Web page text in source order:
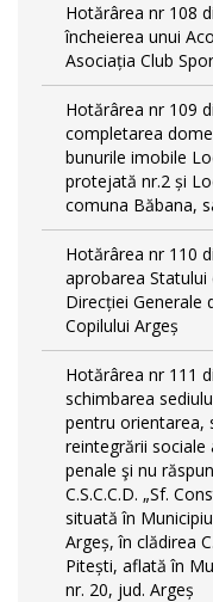
Hotărârea nr 108
încheierea unui
Asociația Club
Hotărârea nr 109
completarea
bunurile imobile
protejată nr.2 și
comuna Băbana,
Hotărârea nr 110
aprobarea
Direcției Generale
Copilului Argeș
Hotărârea nr 111
schimbarea
pentru orientarea,
reintegrării sociale
penale şi nu
C.S.C.C.D. „Sf.
situată în
Argeș, în clădirea
Pitești, aflată în
nr. 20, jud. Argeș